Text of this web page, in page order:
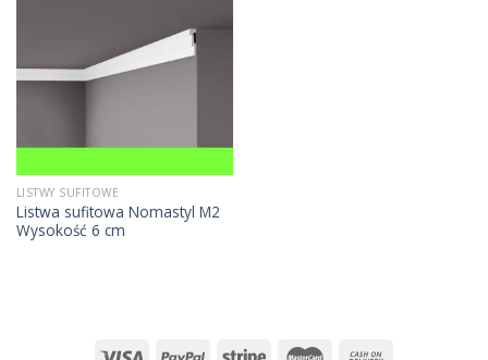
LISTWY SUFITOWE
Listwa sufitowa Nomastyl M2
Wysokość 6 cm